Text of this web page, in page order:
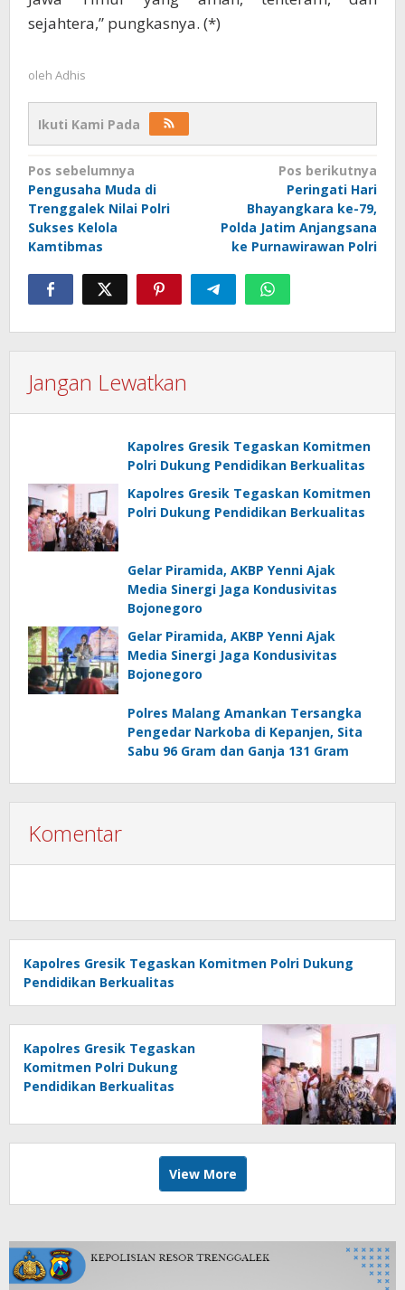
sejahtera,” pungkasnya. (*)
oleh Adhis
Ikuti Kami Pada
Navigasi
pos
Pos sebelumnya
Pengusaha Muda di
Trenggalek Nilai Polri
Sukses Kelola
Kamtibmas
Pos berikutnya
Peringati Hari
Bhayangkara ke-79,
Polda Jatim Anjangsana
ke Purnawirawan Polri
Jangan Lewatkan
Kapolres Gresik Tegaskan Komitmen
Polri Dukung Pendidikan Berkualitas
Kapolres Gresik Tegaskan Komitmen
Polri Dukung Pendidikan Berkualitas
Gelar Piramida, AKBP Yenni Ajak
Media Sinergi Jaga Kondusivitas
Bojonegoro
Gelar Piramida, AKBP Yenni Ajak
Media Sinergi Jaga Kondusivitas
Bojonegoro
Polres Malang Amankan Tersangka
Pengedar Narkoba di Kepanjen, Sita
Sabu 96 Gram dan Ganja 131 Gram
Komentar
Kapolres Gresik Tegaskan Komitmen Polri Dukung
Pendidikan Berkualitas
Kapolres Gresik Tegaskan
Komitmen Polri Dukung
Pendidikan Berkualitas
View More